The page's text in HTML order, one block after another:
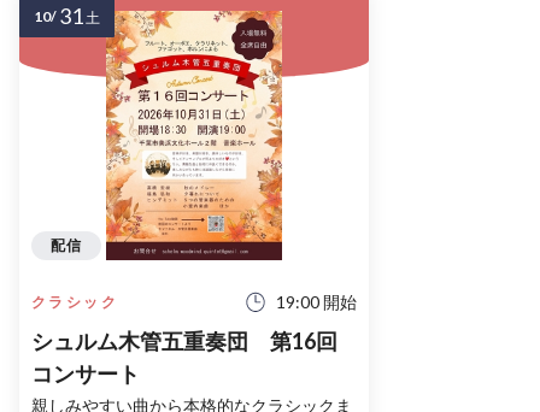
クラシック 19:00 開始
シュルム木管五重奏団 第16回
コンサート
親しみやすい曲から本格的なクラシックま
配信
10/ 31土